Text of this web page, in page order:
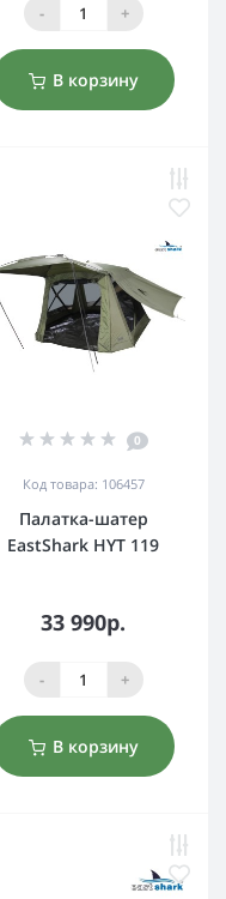
- +
В корзину
0
Код товара: 106457
Палатка-шатер
EastShark HYT 119
33 990р.
- +
В корзину